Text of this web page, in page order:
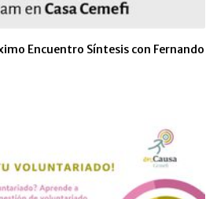
Encuentro Síntesis con Fernando